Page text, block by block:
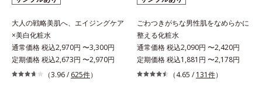
大人の戦略美肌へ、エイジングケア
×美白化粧水
通常価格 税込2,970円 〜3,300円
定期価格 税込2,673円 〜2,970円
（3.96 / 625件）
ごわつきがちな男性肌をなめらかに
整える化粧水
通常価格 税込2,090円 〜2,420円
定期価格 税込1,881円 〜2,178円
（4.65 / 131件）